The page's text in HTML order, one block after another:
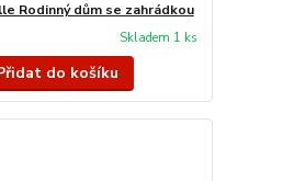
Rodinný dům se zahrádkou
Skladem 1 ks
do košíku